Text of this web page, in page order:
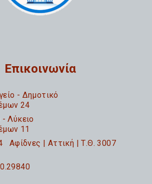
Επικοινωνία
- Δημοτικό
24
- Λύκειο
11
Αφίδνες | Αττική | Τ.Θ. 3007